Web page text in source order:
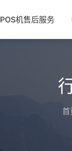
POS机售后服务
首